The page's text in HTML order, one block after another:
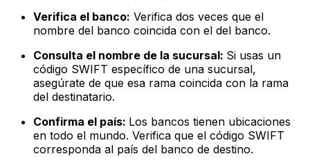
Verifica el banco: Verifica dos veces que el
nombre del banco coincida con el del banco.
Consulta el nombre de la sucursal: Si usas un
código SWIFT específico de una sucursal,
asegúrate de que esa rama coincida con la rama
del destinatario.
Confirma el país: Los bancos tienen ubicaciones
en todo el mundo. Verifica que el código SWIFT
corresponda al país del banco de destino.